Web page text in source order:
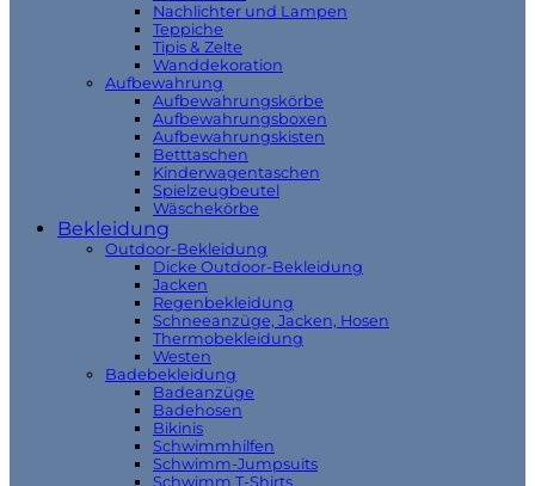
Nachlichter und Lampen
Teppiche
Tipis & Zelte
Wanddekoration
Aufbewahrung
Aufbewahrungskörbe
Aufbewahrungsboxen
Aufbewahrungskisten
Betttaschen
Kinderwagentaschen
Spielzeugbeutel
Wäschekörbe
Bekleidung
Outdoor-Bekleidung
Dicke Outdoor-Bekleidung
Jacken
Regenbekleidung
Schneeanzüge, Jacken, Hosen
Thermobekleidung
Westen
Badebekleidung
Badeanzüge
Badehosen
Bikinis
Schwimmhilfen
Schwimm-Jumpsuits
Schwimm T-Shirts